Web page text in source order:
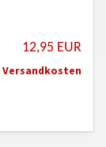
12,95 EUR
Versandkosten